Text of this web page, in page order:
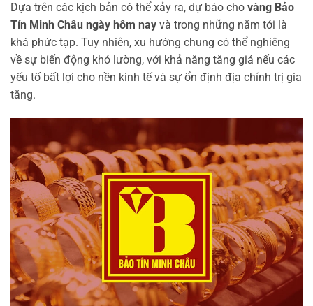
Dựa trên các kịch bản có thể xảy ra, dự báo cho vàng Bảo
Tín Minh Châu ngày hôm nay và trong những năm tới là
khá phức tạp. Tuy nhiên, xu hướng chung có thể nghiêng
về sự biến động khó lường, với khả năng tăng giá nếu các
yếu tố bất lợi cho nền kinh tế và sự ổn định địa chính trị gia
tăng.